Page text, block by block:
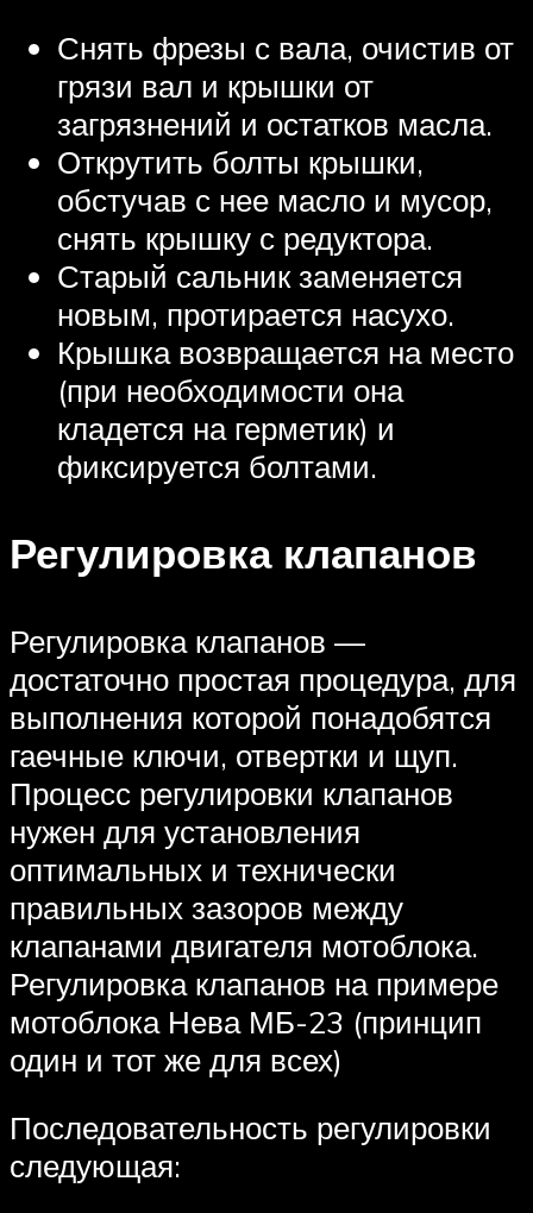
Снять фрезы с вала, очистив от
грязи вал и крышки от
загрязнений и остатков масла.
Открутить болты крышки,
обстучав с нее масло и мусор,
снять крышку с редуктора.
Старый сальник заменяется
новым, протирается насухо.
Крышка возвращается на место
(при необходимости она
кладется на герметик) и
фиксируется болтами.
Регулировка клапанов
Регулировка клапанов —
достаточно простая процедура, для
выполнения которой понадобятся
гаечные ключи, отвертки и щуп.
Процесс регулировки клапанов
нужен для установления
оптимальных и технически
правильных зазоров между
клапанами двигателя мотоблока.
Регулировка клапанов на примере
мотоблока Нева МБ-23 (принцип
один и тот же для всех)
Последовательность регулировки
следующая: